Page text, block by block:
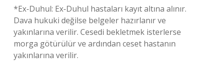
*Ex-Duhul: Ex-Duhul hastaları kayıt altına alınır.
Dava hukuki değilse belgeler hazırlanır ve
yakınlarına verilir. Cesedi bekletmek isterlerse
morga götürülür ve ardından ceset hastanın
yakınlarına verilir.